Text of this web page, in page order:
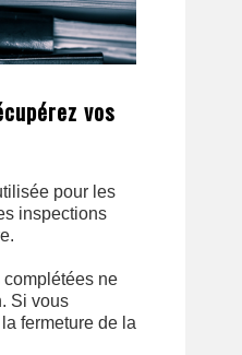
vos
pour les
inspections
ne
Si vous
fermeture de la